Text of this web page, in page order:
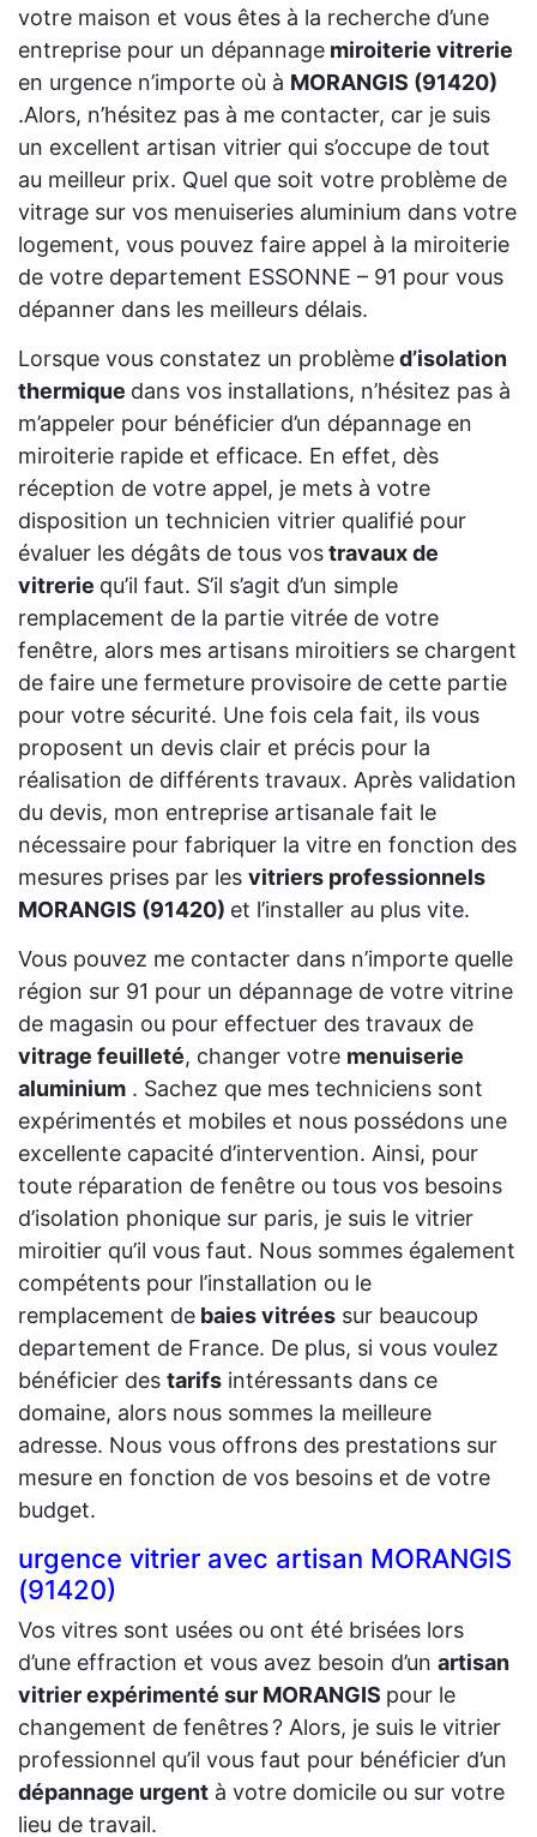
votre maison et vous êtes à la recherche d’une
entreprise pour un dépannage miroiterie vitrerie
en urgence n’importe où à MORANGIS (91420)
.Alors, n’hésitez pas à me contacter, car je suis
un excellent artisan vitrier qui s’occupe de tout
au meilleur prix. Quel que soit votre problème de
vitrage sur vos menuiseries aluminium dans votre
logement, vous pouvez faire appel à la miroiterie
de votre departement ESSONNE – 91 pour vous
dépanner dans les meilleurs délais.
Lorsque vous constatez un problèmed’isolation
thermique dans vos installations, n’hésitez pas à
m’appeler pour bénéficier d’un dépannage en
miroiterie rapide et efficace. En effet, dès
réception de votre appel, je mets à votre
disposition un technicien vitrier qualifié pour
évaluer les dégâts de tous vostravaux de
vitrerie qu’il faut. S’il s’agit d’un simple
remplacement de la partie vitrée de votre
fenêtre, alors mes artisans miroitiers se chargent
de faire une fermeture provisoire de cette partie
pour votre sécurité. Une fois cela fait, ils vous
proposent un devis clair et précis pour la
réalisation de différents travaux. Après validation
du devis, mon entreprise artisanale fait le
nécessaire pour fabriquer la vitre en fonction des
mesures prises par les vitriers professionnels
MORANGIS (91420) et l’installer au plus vite.
Vous pouvez me contacter dans n’importe quelle
région sur 91 pour un dépannage de votre vitrine
de magasin ou pour effectuer des travaux de
vitrage feuilleté, changer votre menuiserie
aluminium . Sachez que mes techniciens sont
expérimentés et mobiles et nous possédons une
excellente capacité d’intervention. Ainsi, pour
toute réparation de fenêtre ou tous vos besoins
d’isolation phonique sur paris, je suis le vitrier
miroitier qu’il vous faut. Nous sommes également
compétents pour l’installation ou le
remplacement de baies vitrées sur beaucoup
departement de France. De plus, si vous voulez
bénéficier des tarifs intéressants dans ce
domaine, alors nous sommes la meilleure
adresse. Nous vous offrons des prestations sur
mesure en fonction de vos besoins et de votre
budget.
urgence vitrier avec artisan MORANGIS
(91420)
Vos vitres sont usées ou ont été brisées lors
d’une effraction et vous avez besoin d’un artisan
vitrier expérimenté sur MORANGIS pour le
changement de fenêtres ? Alors, je suis le vitrier
professionnel qu’il vous faut pour bénéficier d’un
dépannage urgent à votre domicile ou sur votre
lieu de travail.